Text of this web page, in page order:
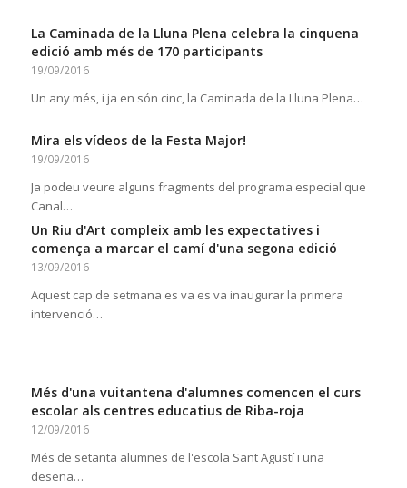
La Caminada de la Lluna Plena celebra la cinquena
edició amb més de 170 participants
19/09/2016
Un any més, i ja en són cinc, la Caminada de la Lluna Plena…
Mira els vídeos de la Festa Major!
19/09/2016
Ja podeu veure alguns fragments del programa especial que
Canal…
Un Riu d'Art compleix amb les expectatives i
comença a marcar el camí d'una segona edició
13/09/2016
Aquest cap de setmana es va es va inaugurar la primera
intervenció…
Més d'una vuitantena d'alumnes comencen el curs
escolar als centres educatius de Riba-roja
12/09/2016
Més de setanta alumnes de l'escola Sant Agustí i una
desena…